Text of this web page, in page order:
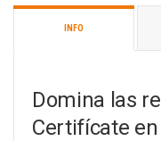
INFO
Domina las
Certifícate en